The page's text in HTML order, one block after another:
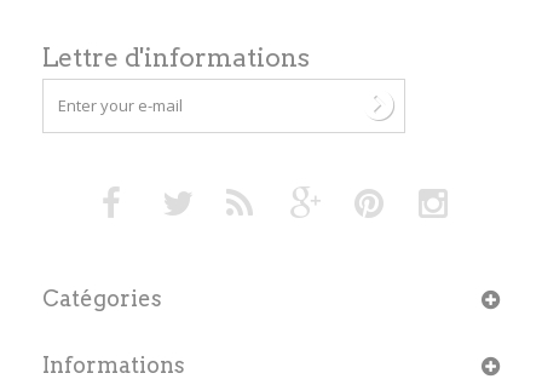
Lettre d'informations
Catégories
Informations